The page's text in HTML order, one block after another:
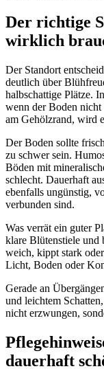
Der richtige
wirklich
Der Standort
deutlich über
halbschattige Plätze.
wenn der Boden
am Gehölzrand, wird
Der Boden sollte
zu schwer sein.
Böden mit
schlecht. Dauerhaft
ebenfalls ungünstig,
verbunden sind.
Was verrät ein guter
klare Blütenstiele und
weich, kippt stark
Licht, Boden oder
Gerade an
und leichtem
nicht erzwungen,
dauerhaft